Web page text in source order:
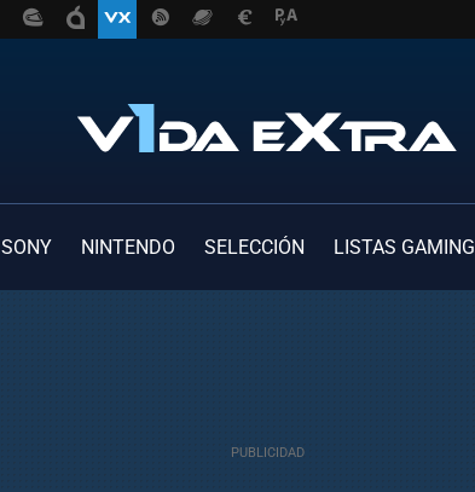
SONY NINTENDO SELECCIÓN LISTAS GAMING